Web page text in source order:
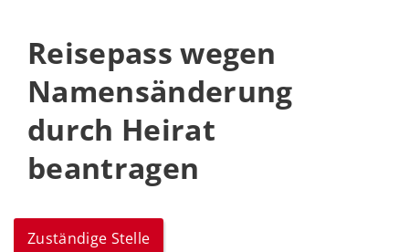
Reisepass wegen
Namensänderung
durch Heirat
beantragen
Zuständige Stelle